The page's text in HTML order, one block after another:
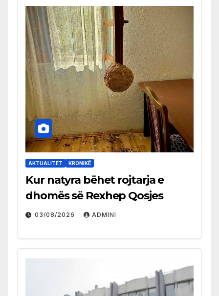
AKTUALITET KRONIKË
Kur natyra bëhet rojtarja e
dhomës së Rexhep Qosjes
03/08/2026 ADMINI